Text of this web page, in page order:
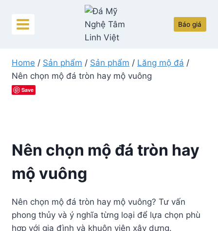
content
Báo giá
Home / Sản phẩm / Sản phẩm / Lăng mộ đá /
Nên chọn mộ đá tròn hay mộ vuông
Save
Nên chọn mộ đá tròn hay
mộ vuông
Nên chọn mộ đá tròn hay mộ vuông? Tư vấn
phong thủy và ý nghĩa từng loại để lựa chọn phù
hợp với gia đình và khuôn viên xây dựng.